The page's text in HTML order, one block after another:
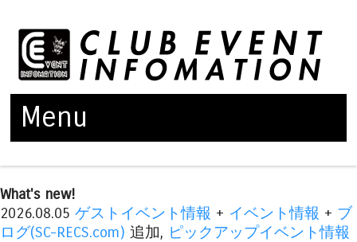
Menu
What's new!
2026.08.05 ゲストイベント情報 + イベント情報 + ブ
ログ(SC-RECS.com) 追加, ピックアップイベント情報